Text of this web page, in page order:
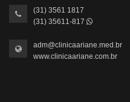
(31) 3561 1817
(31) 35611-817
adm@clinicaariane.med.br
www.clinicaariane.com.br